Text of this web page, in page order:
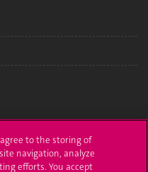
agree to the storing of
navigation, analyze
efforts. You accept